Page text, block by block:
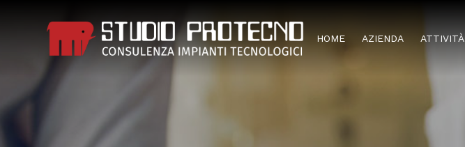
HOME AZIENDA ATTIVITÀ